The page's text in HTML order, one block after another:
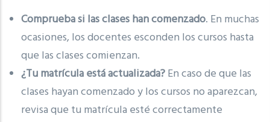
Comprueba si las clases han comenzado. En muchas
ocasiones, los docentes esconden los cursos hasta
que las clases comienzan.
¿Tu matrícula está actualizada?En caso de que las
clases hayan comenzado y los cursos no aparezcan,
revisa que tu matrícula esté correctamente